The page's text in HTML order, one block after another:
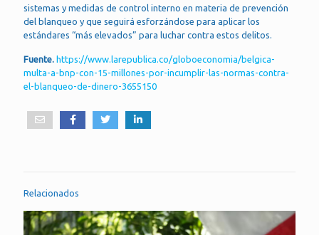
sistemas y medidas de control interno en materia de prevención
del blanqueo y que seguirá esforzándose para aplicar los
estándares “más elevados” para luchar contra estos delitos.
Fuente. https://www.larepublica.co/globoeconomia/belgica-
multa-a-bnp-con-15-millones-por-incumplir-las-normas-contra-
el-blanqueo-de-dinero-3655150
Relacionados